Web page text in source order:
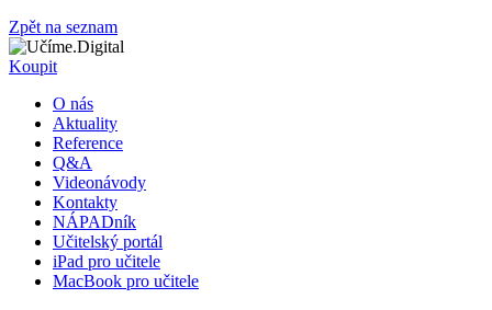
Zpět na seznam
Koupit
O nás
Aktuality
Reference
Q&A
Videonávody
Kontakty
NÁPADník
Učitelský portál
iPad pro učitele
MacBook pro učitele